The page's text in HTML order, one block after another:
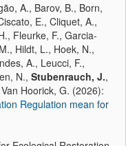
A., Barov, B., Born,
E., Cliquet, A.,
Fleurke, F., Garcia-
Hildt, L., Hoek, N.,
A., Leucci, F.,
N., Stubenrauch, J.,
Hoorick, G. (2026):
Regulation mean for